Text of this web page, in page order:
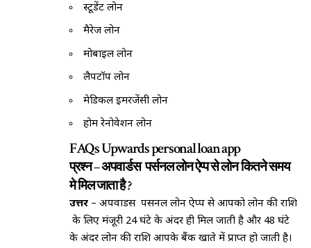
स्टूडेंट लोन
मैरेज लोन
मोबाइल लोन
लैपटॉप लोन
मेडिकल इमरजेंसी लोन
होम रेनोवेशन लोन
FAQs Upwards personal loan app
प्रश्न–अपवार्डस पर्सनल लोन ऐप्प से लोन कितने समय
मे मिल जाता है ?
उत्तर – अपवार्डस पर्सनल लोन ऐप्प से आपको लोन की राशि
के लिए मंजूरी 24 घंटे के अंदर ही मिल जाती है और 48 घंटे
के अंदर लोन की राशि आपके बैंक खाते में प्राप्त हो जाती है।